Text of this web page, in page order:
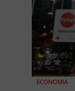
ECONOMIA